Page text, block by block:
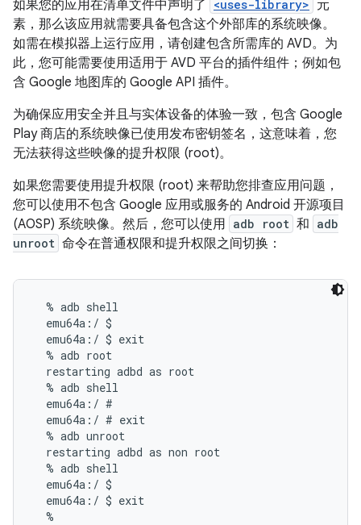
如果您的应用在清单文件中声明了 <uses-library> 元
素，那么该应用就需要具备包含这个外部库的系统映像。
如需在模拟器上运行应用，请创建包含所需库的 AVD。为
此，您可能需要使用适用于 AVD 平台的插件组件；例如包
含 Google 地图库的 Google API 插件。
为确保应用安全并且与实体设备的体验一致，包含 Google
Play 商店的系统映像已使用发布密钥签名，这意味着，您
无法获得这些映像的提升权限 (root)。
如果您需要使用提升权限 (root) 来帮助您排查应用问题，
您可以使用不包含 Google 应用或服务的 Android 开源项目
(AOSP) 系统映像。然后，您可以使用 adb root 和 adb
unroot 命令在普通权限和提升权限之间切换：
  % adb shell
  emu64a:/ $
  emu64a:/ $ exit
  % adb root
  restarting adbd as root
  % adb shell
  emu64a:/ #
  emu64a:/ # exit
  % adb unroot
  restarting adbd as non root
  % adb shell
  emu64a:/ $
  emu64a:/ $ exit
  %